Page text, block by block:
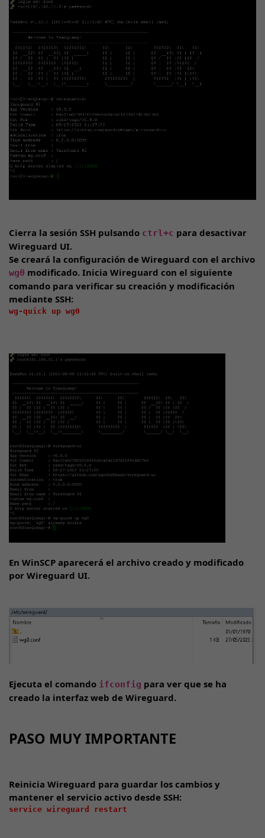
Cierra la sesión SSH pulsando ctrl+c para desactivar
Wireguard UI.
Se creará la configuración de Wireguard con el archivo
wg0 modificado. Inicia Wireguard con el siguiente
comando para verificar su creación y modificación
mediante SSH:
wg-quick up wg0
En WinSCP aparecerá el archivo creado y modificado
por Wireguard UI.
Ejecuta el comando ifconfig para ver que se ha
creado la interfaz web de Wireguard.
PASO MUY IMPORTANTE
Reinicia Wireguard para guardar los cambios y
mantener el servicio activo desde SSH:
service wireguard restart